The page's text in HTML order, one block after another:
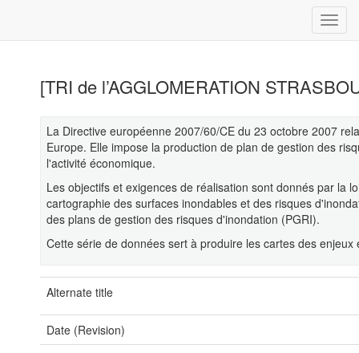
[TRI de l’AGGLOMERATION
La Directive européenne 2007/60/CE du 23 octobre 2007
Europe. Elle impose la production de plan de gestion des
l'activité économique.
Les objectifs et exigences de réalisation sont donnés par la
cartographie des surfaces inondables et des risques
des plans de gestion des risques d'inondation (PGRI).
Cette série de données sert à produire les cartes des
Alternate title
Date (Revision)